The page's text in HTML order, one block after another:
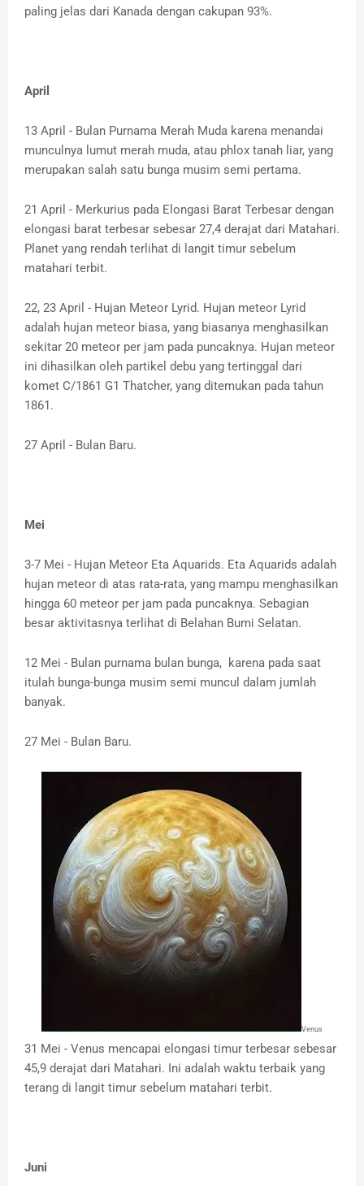
paling jelas dari Kanada dengan cakupan 93%.
April
13 April - Bulan Purnama Merah Muda karena menandai
munculnya lumut merah muda, atau phlox tanah liar, yang
merupakan salah satu bunga musim semi pertama.
21 April - Merkurius pada Elongasi Barat Terbesar dengan
elongasi barat terbesar sebesar 27,4 derajat dari Matahari.
Planet yang rendah terlihat di langit timur sebelum
matahari terbit.
22, 23 April - Hujan Meteor Lyrid. Hujan meteor Lyrid
adalah hujan meteor biasa, yang biasanya menghasilkan
sekitar 20 meteor per jam pada puncaknya. Hujan meteor
ini dihasilkan oleh partikel debu yang tertinggal dari
komet C/1861 G1 Thatcher, yang ditemukan pada tahun
1861.
27 April - Bulan Baru.
Mei
3-7 Mei - Hujan Meteor Eta Aquarids. Eta Aquarids adalah
hujan meteor di atas rata-rata, yang mampu menghasilkan
hingga 60 meteor per jam pada puncaknya. Sebagian
besar aktivitasnya terlihat di Belahan Bumi Selatan.
12 Mei - Bulan purnama bulan bunga, karena pada saat
itulah bunga-bunga musim semi muncul dalam jumlah
banyak.
27 Mei - Bulan Baru.
Venus
31 Mei - Venus mencapai elongasi timur terbesar sebesar
45,9 derajat dari Matahari. Ini adalah waktu terbaik yang
terang di langit timur sebelum matahari terbit.
Juni